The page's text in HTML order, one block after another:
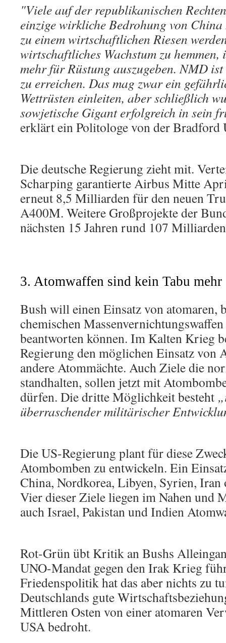
"Viele auf der republikanischen
einzige wirkliche Bedrohung von China
zu einem wirtschaftlichen Riesen
wirtschaftliches Wachstum zu
mehr für Rüstung auszugeben. NMD
zu erreichen. Das mag zwar ein
Wettrüsten einleiten, aber schließlich
sowjetische Gigant erfolgreich in sein
erklärt ein Politologe von der Bradford
Die deutsche Regierung zieht mit.
Scharping garantierte Airbus Mitte
erneut 8,5 Milliarden für den neuen
A400M. Weitere Großprojekte der
nächsten 15 Jahren rund 107
3. Atomwaffen sind kein Tabu mehr
Bush will einen Einsatz von atomaren,
chemischen
beantworten können. Im Kalten Krieg
Regierung den möglichen Einsatz von
andere Atommächte. Auch Ziele die
standhalten, sollen jetzt mit
dürfen. Die dritte Möglichkeit besteht
überraschender militärischer
Die US-Regierung plant für diese
Atombomben zu entwickeln. Ein
China, Nordkorea, Libyen, Syrien, Iran
Vier dieser Ziele liegen im Nahen und
auch Israel, Pakistan und Indien
Rot-Grün übt Kritik an Bushs
UNO-Mandat gegen den Irak Krieg
Friedenspolitik hat das aber nichts zu
Deutschlands gute
Mittleren Osten von einer atomaren
USA bedroht.